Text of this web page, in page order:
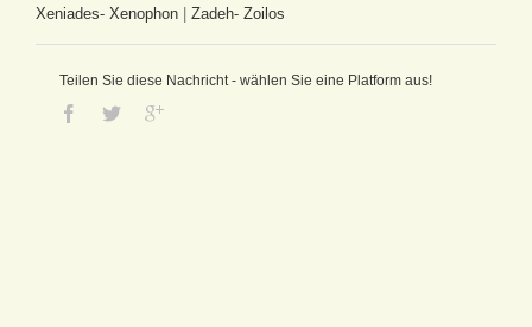
Xeniades- Xenophon
Zadeh- Zoilos
Teilen Sie diese Nachricht - wählen Sie eine Platform aus!